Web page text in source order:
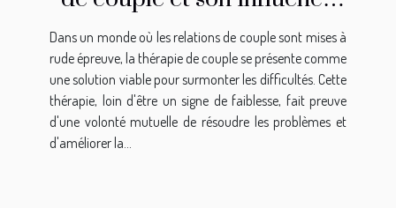
sur l'amélioration de la
communication dans une
relation
Dans un monde où les relations de couple sont mises à
rude épreuve, la thérapie de couple se présente comme
une solution viable pour surmonter les difficultés. Cette
thérapie, loin d'être un signe de faiblesse, fait preuve
d'une volonté mutuelle de résoudre les problèmes et
d'améliorer la...